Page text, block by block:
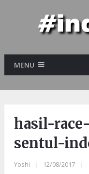
MENU
hasil-
sentul-
Yoshi 12/08/2017